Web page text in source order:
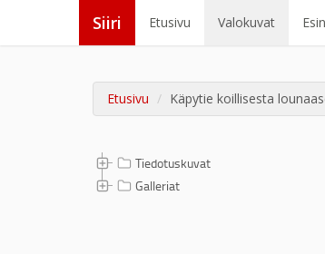
Siiri Etusivu Valokuvat
Etusivu Käpytie koillisesta
Tiedotuskuvat
Galleriat